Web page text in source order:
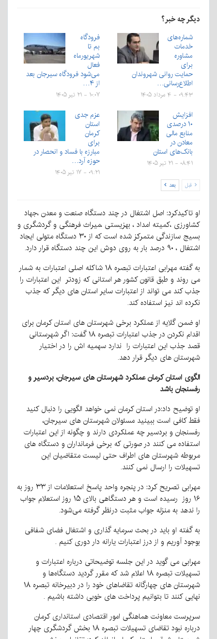
دیگر چه خبر؟
شماره‌های
خدمات
مشاوره
برای
حمایت روانی شهروندان
اطلاع‌رسانی…
۰۹:۴۳ - ۴ مرداد ۱۴۰۵
فرودگاه
بم تا
شهریورماه
فعال
می‌شود فرودگاه سیرجان بعد
از ۴…
۱۰:۰۷ - ۲۱ تیر ۱۴۰۵
افزایش
۱۰ درصدی
منابع مالی
معادن در
بانک‌های استان
۰۸:۴۱ - ۲۱ تیر ۱۴۰۵
عزم جدی
استان
کرمان
برای
مبارزه با فساد و انحصار در
حوزه آرد…
۰۹:۲۱ - ۱۷ تیر ۱۴۰۵
قبل بعد
او تاکیدکرد: اصل اشتغال در چند دستگاه صنعت و معدن ،جهاد
کشاورزی ،کمیته امداد ، بهزیستی ،میراث فرهنگی و گردشگری و
بسیج سازندگی متمرکز شده است که از ۳۰ دستگاه متولی ایجاد
اشتغال ، ۹۰ درصد بار به روی دوش این چند دستگاه قرار دارد.
به گفته مهرابی اعتبارات تبصره ۱۸ شاکله اصلی اعتبارات به شمار
می روند و طبق قانون کشور هر استانی که زودتر این اعتبارات را
جذب کند می تواند از اعتبارات سایر استان های دیگر که جذب
نکرده اند نیز استفاده کند.
او ضمن گلایه از عملکرد برخی شهرستان های استان کرمان برای
اقدام نکردن در جذب اعتبارات تبصره ۱۸ گفت: اگر شهرستانی
قصد جذب این اعتبارات را ندارد سهمیه اش را در اختیار
شهرستان های دیگر قرار دهد.
الگوی استان کرمان عملکرد شهرستان های سیرجان، بردسیر و
رفسنجان باشد
او توضیح داد:در استان کرمان نمی خواهد الگویی را دنبال کنید
فقط کافی است ببینید مسئولان شهرستان های سیرجان،
رفسنجان و بردسیر چه عملکردی دارند و چگونه از این اعتبارات
استفاده می کنند در صورتی که برخی فرمانداران و دستگاه های
مربوطه شهرستان های اطراف حتی لیست متقاضیان این
تسهیلات را ارسال نمی کنند.
مهرابی تصریح کرد: در پنجره واحد پاسخ استعلامات از ۳۳ روز به
۱۶ روز رسیده است و هر دستگاهی بالای ۱۵ روز استعلام جواب
را ندهد به منزله جواب مثبت درنظر گرفته می‌شود.
به گفته او باید در بحث سرمایه گذاری و اشتغال فضای شفافی
بوجود آوریم و از درز اعتبارات یارانه دار دوری کنیم .
مهرابی می گوید در این جلسه توضیحاتی درباره اعتبارات و
تسهیلات تبصره ۱۸ اعلام شد که مقرر گردید دستگاه‌ها و
شهرستان های چهارگانه تقاضاهای خود را در دبیرخانه تبصره ۱۸
نهایی کنند تا بتوانیم پرداخت های خوبی داشته باشیم .
سرپرست معاونت هماهنگی امور اقتصادی استانداری کرمان
درباره نبود تقاضای تسهیلات تبصره ۱۸ بخش گردشگری چهار